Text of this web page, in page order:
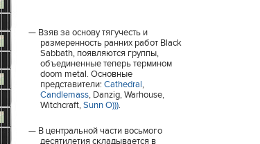
Взяв за основу тягучесть и
размеренность ранних работ Black
Sabbath, появляются группы,
объединенные теперь термином
doom metal. Основные
представители:Cathedral,
Candlemass, Danzig, Warhouse,
Witchcraft,Sunn O))).
В центральной части восьмого
десятилетия складывается в